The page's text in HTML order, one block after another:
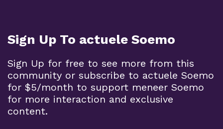
Sign Up To actuele Soemo
Sign Up for free to see more from this
community or subscribe to actuele Soemo
for $5/month to support meneer Soemo
for more interaction and exclusive
content.